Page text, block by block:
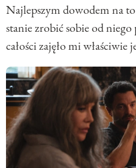
Najlepszym dowodem na
stanie zrobić sobie od
całości zajęło mi właściwie